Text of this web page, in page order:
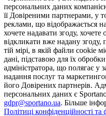
персональних даних
її Довіреними партнерами, у
реклами, що відображається
хочете надавати згоду, хочете
відкликати вже надану
тій мірі, в якій файли cookie
дані, підставою для їх
адміністратора, що полягає у
надання послуг та
його Довірених партнерів.
персональних даних є
gdpr@sportano.ua. Більше
Політиці конфіденційності